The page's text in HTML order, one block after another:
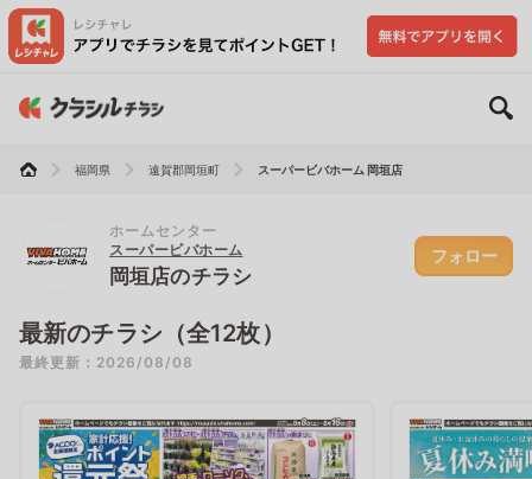
福岡県 遠賀郡岡垣町 スーパービバホーム 岡垣店
ホームセンター
スーパービバホーム
岡垣店のチラシ
フォロー
最新のチラシ（全12枚）
最終更新：2026/08/08